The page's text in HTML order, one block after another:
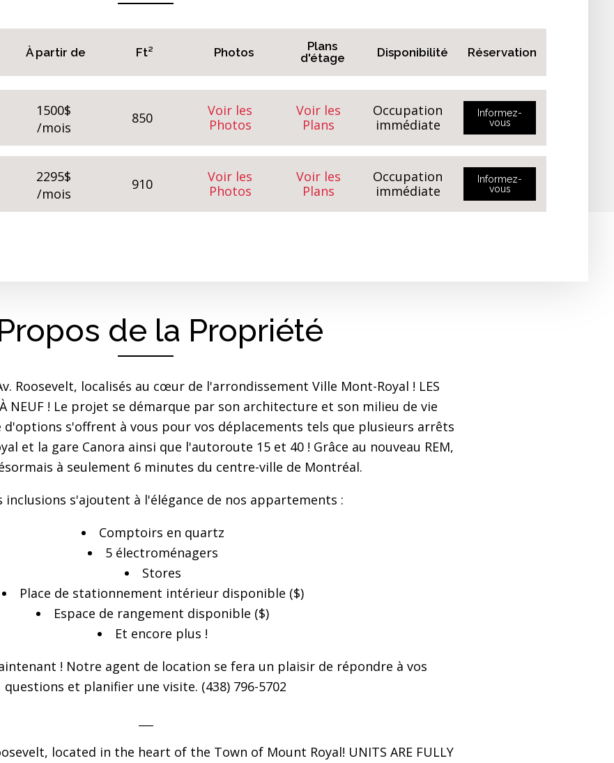
À partir de Ft² Photos
Plans
d'étage
Disponibilité Réservation
1500$
/mois
850
Voir les
Photos
Voir les
Plans
Occupation
immédiate
Informez-
vous
2295$
/mois
910
Voir les
Photos
Voir les
Plans
Occupation
immédiate
Informez-
vous
de la Propriété
Roosevelt, localisés au cœur de l'arrondissement Ville Mont-Royal ! LES
À NEUF ! Le projet se démarque par son architecture et son milieu de vie
d'options s'offrent à vous pour vos déplacements tels que plusieurs arrêts
et la gare Canora ainsi que l'autoroute 15 et 40 ! Grâce au nouveau REM,
à seulement 6 minutes du centre-ville de Montréal.
inclusions s'ajoutent à l'élégance de nos appartements :
Comptoirs en quartz
5 électroménagers
Stores
Place de stationnement intérieur disponible ($)
Espace de rangement disponible ($)
Et encore plus !
! Notre agent de location se fera un plaisir de répondre à vos
questions et planifier une visite. (438) 796-5702
located in the heart of the Town of Mount Royal! UNITS ARE FULLY